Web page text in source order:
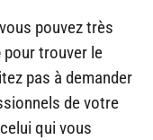
pouvez très
pour trouver le
pas à demander
de votre
qui vous